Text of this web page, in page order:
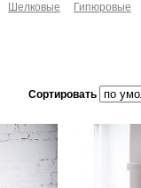
Шелковые Гипюровые
Сортировать